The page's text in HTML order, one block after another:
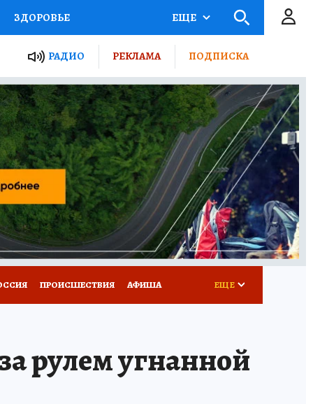
ЗДОРОВЬЕ
РОССИИ
ПУТЕВОДИТЕЛЬ
ТУРИЗМ
ПОТРЕБИТЕЛЯ ВСЕ О КП
ЕЩЕ
РАДИО РЕКЛАМА ПОДПИСКА
ПРОИСШЕСТВИЯ АФИША ЕЩЕ
рулем угнанной